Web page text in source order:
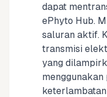
dapat
ePhyto Hub.
saluran aktif.
transmisi
yang